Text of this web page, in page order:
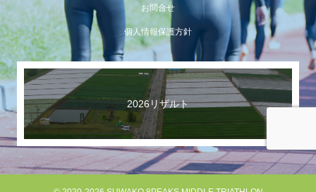
【イベント報告】Luminaオンラインガイドツアーが開催
されました
お問合せ
個人情報保護方針
2026リザルト